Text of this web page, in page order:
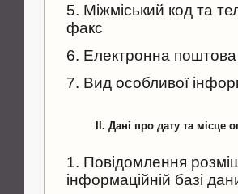
5. Міжміський код та
факс
6. Електронна
7. Вид особливої
II. Дані про дату та
1. Повідомлення
інформаційній базі